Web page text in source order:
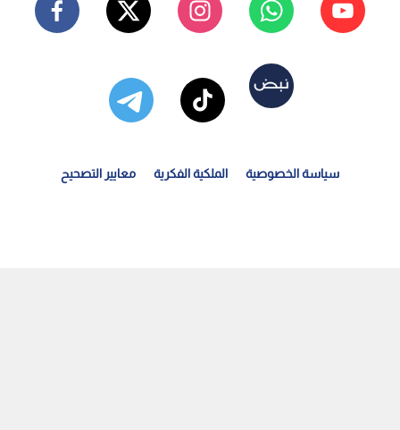
سياسة الخصوصية الملكية الفكرية معايير التصحيح